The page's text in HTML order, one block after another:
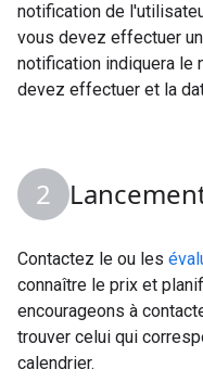
notification de
vous devez effectuer
notification indiquera le
devez effectuer et la
Contactez le ou les
connaître le prix et
encourageons à
trouver celui qui
calendrier.